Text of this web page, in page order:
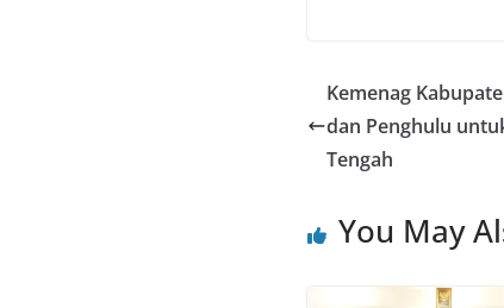
Kemenag
dan Penghulu
Tengah
You May